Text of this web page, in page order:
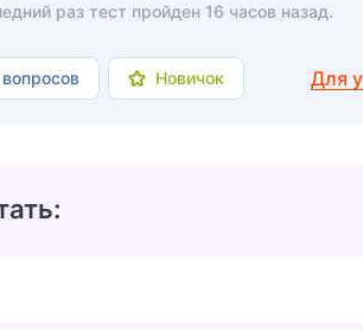
раз тест пройден 16 часов назад.
Новичок Для